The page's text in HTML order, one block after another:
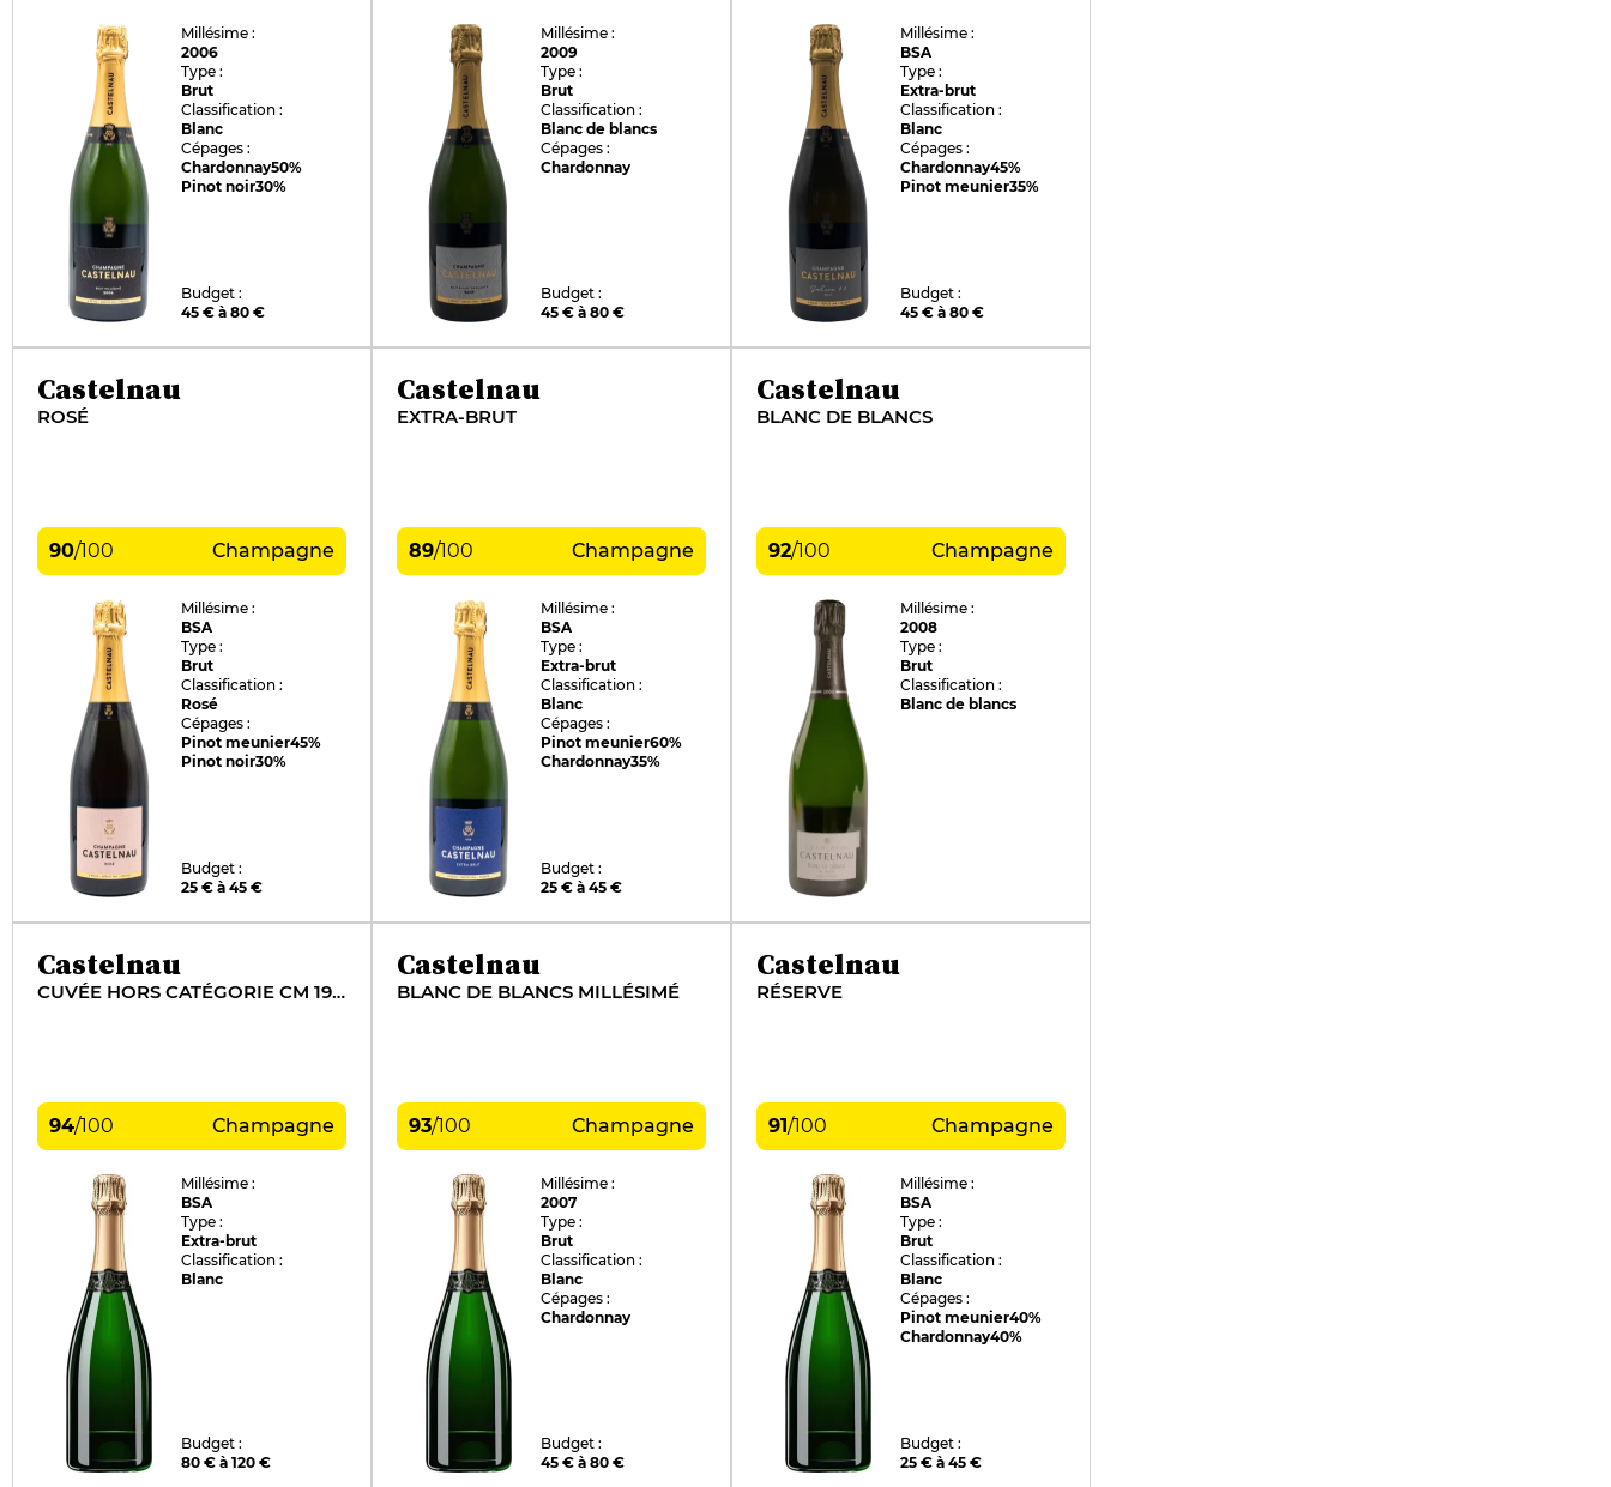
Millésime :
2006
Type :
Brut
Classification :
Blanc
Cépages :
Chardonnay50%
Pinot noir30%
Budget :
45 € à 80 €
Millésime :
2009
Type :
Brut
Classification :
Blanc de blancs
Cépages :
Chardonnay
Budget :
45 € à 80 €
Millésime :
BSA
Type :
Extra-brut
Classification :
Blanc
Cépages :
Chardonnay45%
Pinot meunier35%
Budget :
45 € à 80 €
Castelnau
ROSÉ
90/100 Champagne
Millésime :
BSA
Type :
Brut
Classification :
Rosé
Cépages :
Pinot meunier45%
Pinot noir30%
Budget :
25 € à 45 €
Castelnau
EXTRA-BRUT
89/100 Champagne
Millésime :
BSA
Type :
Extra-brut
Classification :
Blanc
Cépages :
Pinot meunier60%
Chardonnay35%
Budget :
25 € à 45 €
Castelnau
BLANC DE BLANCS
92/100 Champagne
Millésime :
2008
Type :
Brut
Classification :
Blanc de blancs
Castelnau
CUVÉE HORS CATÉGORIE CM 1993
94/100 Champagne
Millésime :
BSA
Type :
Extra-brut
Classification :
Blanc
Budget :
80 € à 120 €
Castelnau
BLANC DE BLANCS MILLÉSIMÉ
93/100 Champagne
Millésime :
2007
Type :
Brut
Classification :
Blanc
Cépages :
Chardonnay
Budget :
45 € à 80 €
Castelnau
RÉSERVE
91/100 Champagne
Millésime :
BSA
Type :
Brut
Classification :
Blanc
Cépages :
Pinot meunier40%
Chardonnay40%
Budget :
25 € à 45 €